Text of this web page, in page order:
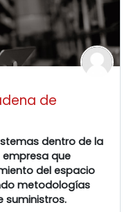
de
dentro de la
que
del espacio
metodologías
suministros.